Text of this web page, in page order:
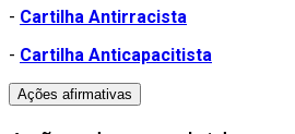
- Cartilha Antirracista
- Cartilha Anticapacitista
Ações afirmativas